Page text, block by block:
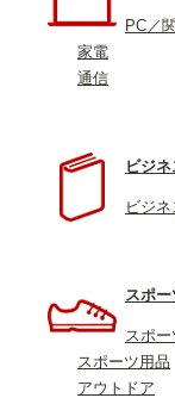
PC／
家電
通信
ビジ
ビジ
スポ
スポ
スポーツ用品
アウトドア